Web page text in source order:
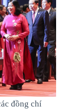
đồng chí